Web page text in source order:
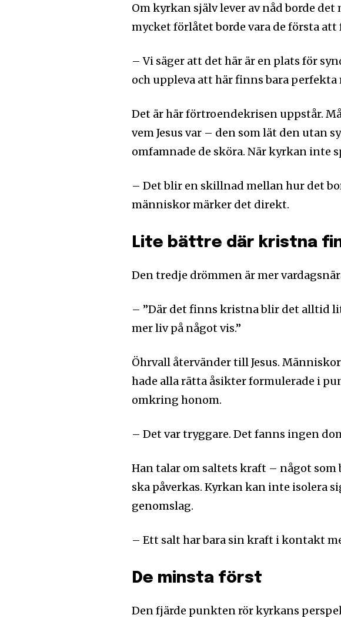
Om kyrkan själv lever av nåd borde
mycket förlåtet borde vara de första att
– Vi säger att det här är en plats för
och uppleva att här finns bara perfekta
Det är här förtroendekrisen uppstår.
vem Jesus var – den som lät den utan
omfamnade de sköra. När kyrkan inte
– Det blir en skillnad mellan hur det
människor märker det direkt.
Lite bättre där kristna
Den tredje drömmen är mer
– ”Där det finns kristna blir det alltid
mer liv på något vis.”
Öhrvall återvänder till Jesus.
hade alla rätta åsikter formulerade i
omkring honom.
– Det var tryggare. Det fanns ingen
Han talar om saltets kraft – något
ska påverkas. Kyrkan kan inte isolera
genomslag.
– Ett salt har bara sin kraft i kontakt
De minsta först
Den fjärde punkten rör kyrkans